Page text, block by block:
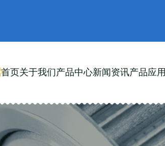
首页关于我们产品中心新闻资讯产品应用